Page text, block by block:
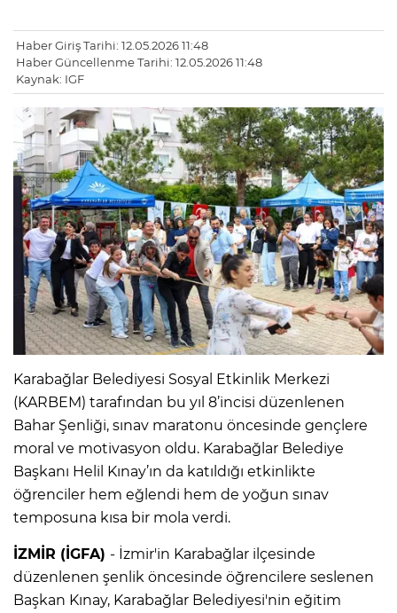
Haber Giriş Tarihi: 12.05.2026 11:48
Haber Güncellenme Tarihi: 12.05.2026 11:48
Kaynak: IGF
Karabağlar Belediyesi Sosyal Etkinlik Merkezi
(KARBEM) tarafından bu yıl 8’incisi düzenlenen
Bahar Şenliği, sınav maratonu öncesinde gençlere
moral ve motivasyon oldu. Karabağlar Belediye
Başkanı Helil Kınay’ın da katıldığı etkinlikte
öğrenciler hem eğlendi hem de yoğun sınav
temposuna kısa bir mola verdi.
İZMİR (İGFA) - İzmir'in Karabağlar ilçesinde
düzenlenen şenlik öncesinde öğrencilere seslenen
Başkan Kınay, Karabağlar Belediyesi'nin eğitim